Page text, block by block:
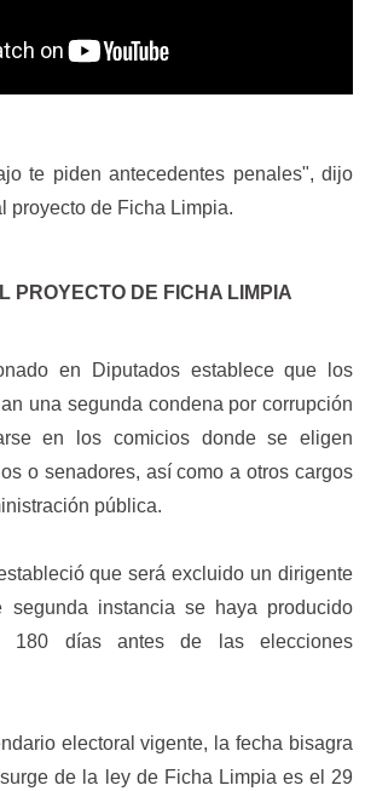
te piden antecedentes penales", dijo
proyecto de Ficha Limpia.
PROYECTO DE FICHA LIMPIA
en Diputados establece que los
una segunda condena por corrupción
en los comicios donde se eligen
o senadores, así como a otros cargos
pública.
que será excluido un dirigente
instancia se haya producido
180 días antes de las elecciones
electoral vigente, la fecha bisagra
de la ley de Ficha Limpia es el 29